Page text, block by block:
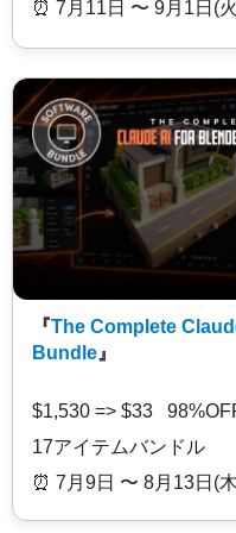
⏰️ 7月11日 〜 9月1日(
『The Complete
Bundle 』
$1,530 => $33
17アイテムバンドル
⏰️ 7月9日 〜 8月13日(